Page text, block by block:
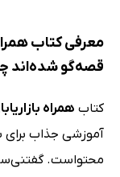
معرفی کتاب
قصه‌گو شده‌اند
کتاب همراه
آموزشی جذاب برای
محتواست.